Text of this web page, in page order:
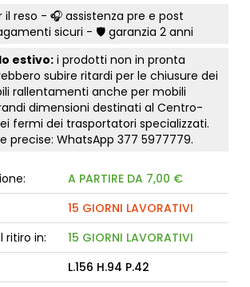
il reso - 🎧 assistenza pre e post
sicuri - 🛡️ garanzia 2 anni
estivo:i prodotti non in pronta
subire ritardi per le chiusure dei
rallentamenti anche per mobili
dimensioni destinati al Centro-
fermi dei trasportatori specializzati.
precise: WhatsApp 377 5977779.
A PARTIRE DA 7,00 €
15 GIORNI LAVORATIVI
ritiro in:
15 GIORNI LAVORATIVI
L.156 H.94 P.42